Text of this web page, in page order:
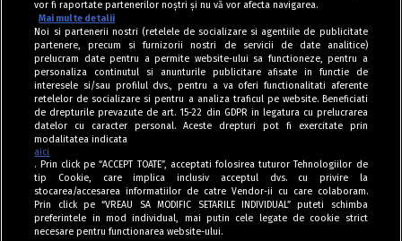
Tag index
vor fi raportate partenerilor noștri și nu vă vor afecta navigarea.
Mai multe detalii
Noi si partenerii nostri (retelele de socializare si agentiile de publicitate
partenere, precum si furnizorii nostri de servicii de date analitice)
prelucram date pentru a permite website-ului sa functioneze, pentru a
personaliza continutul si anunturile publicitare afisate in functie de
interesele si/sau profilul dvs., pentru a va oferi functionalitati aferente
retelelor de socializare si pentru a analiza traficul pe website. Beneficiati
de drepturile prevazute de art. 15-22 din GDPR in legatura cu prelucrarea
datelor cu caracter personal. Aceste drepturi pot fi exercitate prin
modalitatea indicata
aici
. Prin click pe “ACCEPT TOATE”, acceptati folosirea tuturor Tehnologiilor de
tip Cookie, care implica inclusiv acceptul dvs. cu privire la
stocarea/accesarea informatiilor de catre Vendor-ii cu care colaboram.
Prin click pe “VREAU SA MODIFIC SETARILE INDIVIDUAL” puteti schimba
preferintele in mod individual, mai putin cele legate de cookie strict
necesare pentru functionarea website-ului.